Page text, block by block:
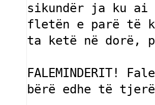
sikundër ja ku ai
fletën e parë të
ta ketë në dorë,
FALEMINDERIT!
bërë edhe të